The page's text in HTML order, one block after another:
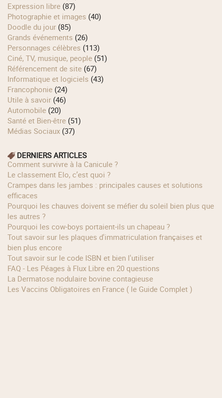
Expression libre (87)
Photographie et images (40)
Doodle du jour (85)
Grands événements (26)
Personnages célèbres (113)
Ciné, TV, musique, people (51)
Référencement de site (67)
Informatique et logiciels (43)
Francophonie (24)
Utile à savoir (46)
Automobile (20)
Santé et Bien-être (51)
Médias Sociaux (37)
DERNIERS ARTICLES
Comment survivre à la Canicule ?
Le classement Elo, c’est quoi ?
Crampes dans les jambes : principales causes et solutions
efficaces
Pourquoi les chauves doivent se méfier du soleil bien plus que
les autres ?
Pourquoi les cow‑boys portaient‑ils un chapeau ?
Tout savoir sur les plaques d'immatriculation françaises et
bien plus encore
Tout savoir sur le code ISBN et bien l'utiliser
FAQ - Les Péages à Flux Libre en 20 questions
La Dermatose nodulaire bovine contagieuse
Les Vaccins Obligatoires en France ( le Guide Complet )